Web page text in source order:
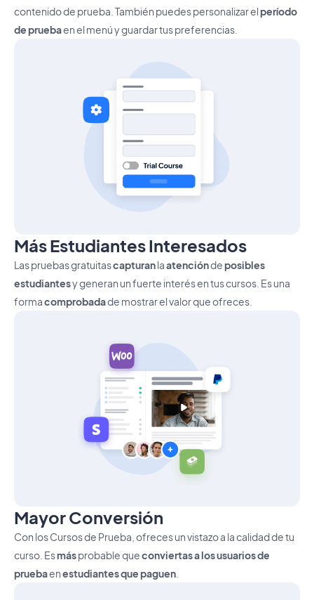
contenido de prueba. También puedes personalizar elperíodo
de pruebaen el menú y guardar tus preferencias.
Más Estudiantes Interesados
Las pruebas gratuitascapturanlaatencióndeposibles
estudiantesy generan un fuerte interés en tus cursos. Es una
formacomprobadade mostrar el valor que ofreces.
Mayor Conversión
Con los Cursos de Prueba, ofreces un vistazo a la calidad de tu
curso. Esmásprobable queconviertas a los usuarios de
pruebaenestudiantes que paguen